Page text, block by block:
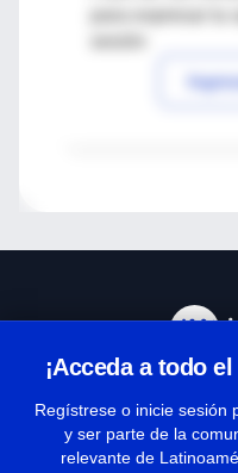
¡Acceda a todo
Regístrese o inicie sesión
y ser parte de la
relevante de